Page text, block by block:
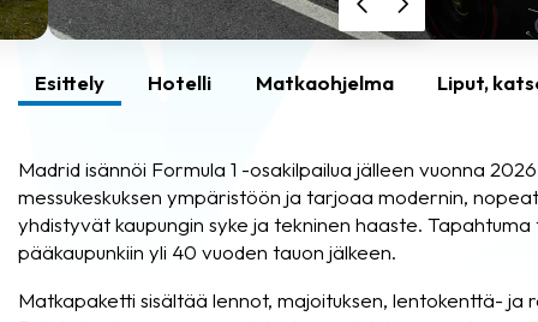
Esittely Hotelli Matkaohjelma Liput,
Madrid isännöi Formula 1 -osakilpailua jälleen vuonna
messukeskuksen ympäristöön ja tarjoaa modernin,
yhdistyvät kaupungin syke ja tekninen haaste.
pääkaupunkiin yli 40 vuoden tauon jälkeen.
Matkapaketti sisältää lennot, majoituksen, lentokenttä- ja